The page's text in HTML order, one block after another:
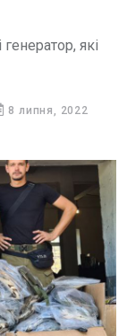
які
8 липня, 2022